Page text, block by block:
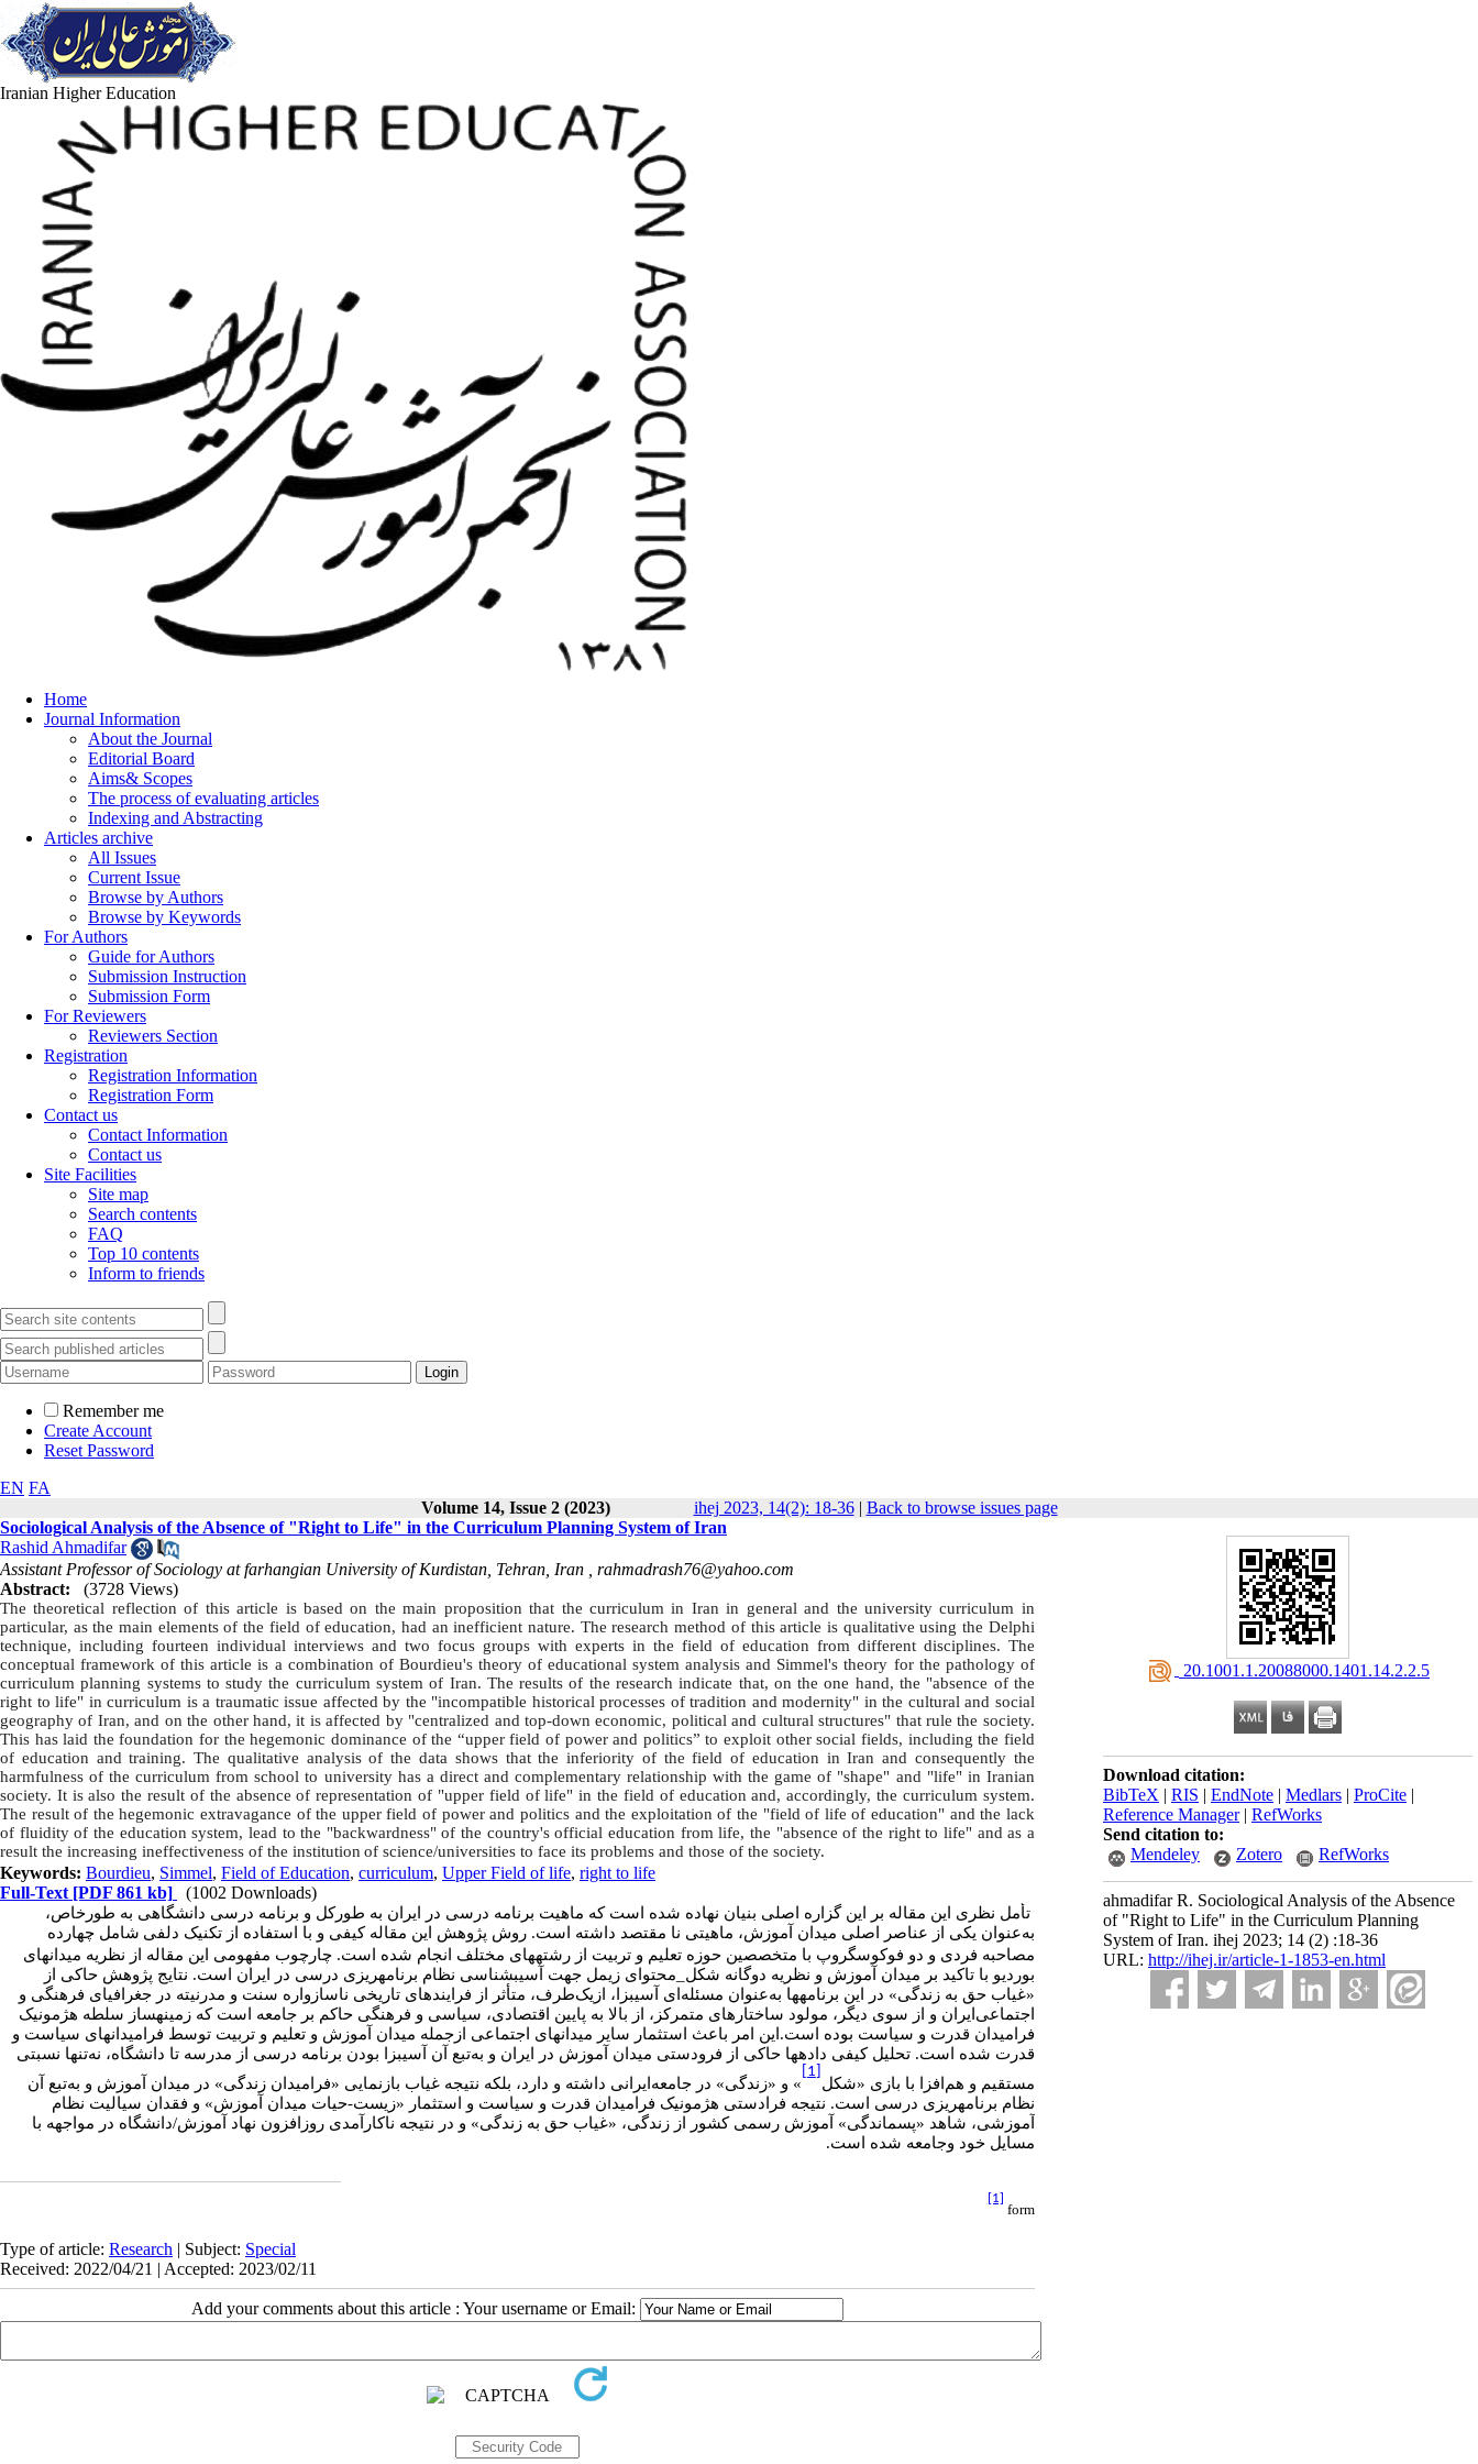
Iranian Higher Education
Home
Journal Information
About the Journal
Editorial Board
Aims& Scopes
The process of evaluating articles
Indexing and Abstracting
Articles archive
All Issues
Current Issue
Browse by Authors
Browse by Keywords
For Authors
Guide for Authors
Submission Instruction
Submission Form
For Reviewers
Reviewers Section
Registration
Registration Information
Registration Form
Contact us
Contact Information
Contact us
Site Facilities
Site map
Search contents
FAQ
Top 10 contents
Inform to friends
Remember me
Create Account
Reset Password
EN FA
Volume 14, Issue 2 (2023)
ihej 2023, 14(2): 18-36| Back to browse issues page
‎ 20.1001.1.20088000.1401.14.2.2.5
Download citation:
BibTeX | RIS | EndNote | Medlars | ProCite |
Reference Manager| RefWorks
Send citation to:
Mendeley
Zotero RefWorks
ahmadifar R. Sociological Analysis of the Absence
of "Right to Life" in the Curriculum Planning
System of Iran. ihej 2023; 14 (2) :18-36
URL: http://ihej.ir/article-1-1853-en.html
Sociological Analysis of the Absence of "Right to Life" in the Curriculum Planning System of Iran
Rashid Ahmadifar
Assistant Professor of Sociology at farhangian University of Kurdistan, Tehran, Iran , rahmadrash76@yahoo.com
Abstract:
(3728 Views)
The theoretical reflection of this article is based on the main proposition that the curriculum in Iran in general and the university curriculum in
particular, as the main elements of the field of education, had an inefficient nature. The research method of this article is qualitative using the Delphi
technique, including fourteen individual interviews and two focus groups with experts in the field of education from different disciplines. The
conceptual framework of this article is a combination of Bourdieu's theory of educational system analysis and Simmel's theory for the pathology of
curriculum planning systems to study the curriculum system of Iran. The results of the research indicate that, on the one hand, the "absence of the
right to life" in curriculum is a traumatic issue affected by the "incompatible historical processes of tradition and modernity" in the cultural and social
geography of Iran, and on the other hand, it is affected by "centralized and top-down economic, political and cultural structures" that rule the society.
This has laid the foundation for the hegemonic dominance of the “upper field of power and politics” to exploit other social fields, including the field
of education and training. The qualitative analysis of the data shows that the inferiority of the field of education in Iran and consequently the
harmfulness of the curriculum from school to university has a direct and complementary relationship with the game of "shape" and "life" in Iranian
society. It is also the result of the absence of representation of "upper field of life" in the field of education and, accordingly, the curriculum system.
The result of the hegemonic extravagance of the upper field of power and politics and the exploitation of the "field of life of education" and the lack
of fluidity of the education system, lead to the "backwardness" of the country's official education from life, the "absence of the right to life" and as a
result the increasing ineffectiveness of the institution of science/universities to face its problems and those of the society.
Keywords: Bourdieu, Simmel, Field of Education, curriculum, Upper Field of life, right to life
Full-Text [PDF 861 kb] (1002 Downloads)
تأمل نظری این مقاله بر این گزاره اصلی بنیان نهاده شده است که ماهیت برنامه درسی در ایران به طورکل و برنامه درسی دانشگاهی به طورخاص،
به‌عنوان یکی از عناصر اصلی میدان آموزش، ماهیتی نا مقتصد داشته است. روش پژوهش این مقاله کیفی و با استفاده از تکنیک دلفی شامل چهارده
مصاحبه فردی و دو فوکوس­گروپ با متخصصین حوزه تعلیم و تربیت از رشته­های مختلف انجام شده است. چارچوب مفهومی این مقاله از نظریه میدان­های
بوردیو با تاکید بر میدان آموزش و نظریه دوگانه شکل_محتوای زیمل جهت آسیب­شناسی نظام برنامه­ریزی درسی در ایران است. نتایج پژوهش حاکی از
«غیاب حق به زندگی» در این برنامه­ها به‌عنوان مسئله‌ای آسیب­زا، ازیک‌طرف، متأثر از فرایندهای تاریخی ناسازواره سنت و مدرنیته در جغرافیای فرهنگی و
اجتماعی‌ایران و از سوی دیگر، مولود ساختارهای متمرکز، از بالا به پایین اقتصادی، سیاسی و فرهنگی حاکم بر جامعه است که زمینه­ساز سلطه هژمونیک
فرامیدان قدرت و سیاست بوده است.این امر باعث استثمار سایر میدان­های اجتماعی ازجمله میدان آموزش و تعلیم و تربیت توسط فرامیدان­های سیاست و
قدرت شده است. تحلیل کیفی داده­ها حاکی از فرودستی میدان آموزش در ایران و به‌تبع آن آسیب­زا بودن برنامه درسی از مدرسه تا دانشگاه، نه‌تنها نسبتی
مستقیم و هم‌افزا با بازی «شکل
» و «زندگی» در جامعه‌ایرانی داشته و دارد، بلکه نتیجه غیاب بازنمایی «فرامیدان زندگی» در میدان آموزش و به‌تبع آن
نظام برنامه­ریزی درسی است. نتیجه فرادستی هژمونیک فرامیدان قدرت و سیاست و استثمار «زیست-حیات میدان آموزش» و فقدان سیالیت نظام
آموزشی، شاهد «پسماندگی» آموزش رسمی کشور از زندگی، «غیاب حق به زندگی» و در نتیجه ناکارآمدی روزافزون نهاد آموزش/دانشگاه در مواجهه با
مسایل خود وجامعه شده است.
[1]
form
Type of article: Research | Subject: Special
Received: 2022/04/21 | Accepted: 2023/02/11
Add your comments about this article : Your username or Email: